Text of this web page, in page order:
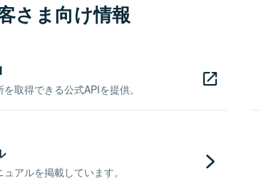
さま向け情報
取得できる公式APIを提供。
アルを掲載しています。